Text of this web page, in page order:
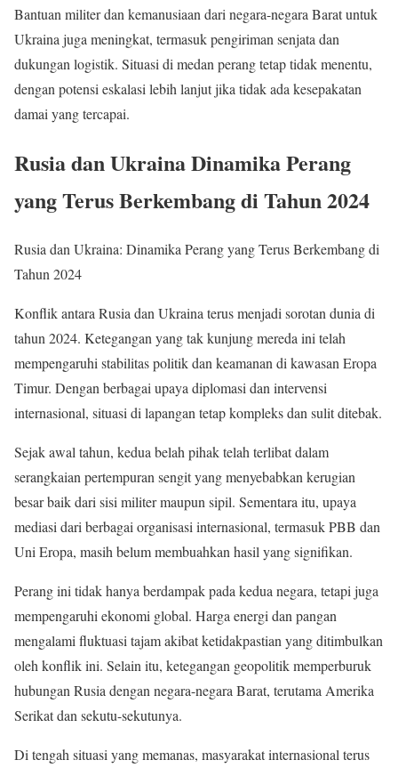
Bantuan militer dan kemanusiaan dari negara-negara Barat untuk
Ukraina juga meningkat, termasuk pengiriman senjata dan
dukungan logistik. Situasi di medan perang tetap tidak menentu,
dengan potensi eskalasi lebih lanjut jika tidak ada kesepakatan
damai yang tercapai.
Rusia dan Ukraina Dinamika Perang
yang Terus Berkembang di Tahun 2024
Rusia dan Ukraina: Dinamika Perang yang Terus Berkembang di
Tahun 2024
Konflik antara Rusia dan Ukraina terus menjadi sorotan dunia di
tahun 2024. Ketegangan yang tak kunjung mereda ini telah
mempengaruhi stabilitas politik dan keamanan di kawasan Eropa
Timur. Dengan berbagai upaya diplomasi dan intervensi
internasional, situasi di lapangan tetap kompleks dan sulit ditebak.
Sejak awal tahun, kedua belah pihak telah terlibat dalam
serangkaian pertempuran sengit yang menyebabkan kerugian
besar baik dari sisi militer maupun sipil. Sementara itu, upaya
mediasi dari berbagai organisasi internasional, termasuk PBB dan
Uni Eropa, masih belum membuahkan hasil yang signifikan.
Perang ini tidak hanya berdampak pada kedua negara, tetapi juga
mempengaruhi ekonomi global. Harga energi dan pangan
mengalami fluktuasi tajam akibat ketidakpastian yang ditimbulkan
oleh konflik ini. Selain itu, ketegangan geopolitik memperburuk
hubungan Rusia dengan negara-negara Barat, terutama Amerika
Serikat dan sekutu-sekutunya.
Di tengah situasi yang memanas, masyarakat internasional terus